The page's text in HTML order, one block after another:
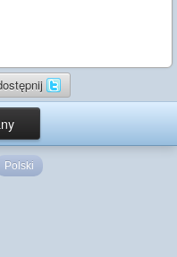
Polski